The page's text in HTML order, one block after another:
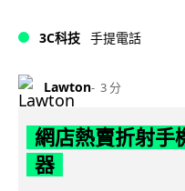
3C科技 手提電話
Lawton 3 分
網店熱賣折射手
器